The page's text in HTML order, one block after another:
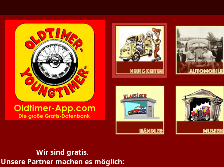
Youngtimer
Wir sind gratis.
Unsere Partner machen es möglich: